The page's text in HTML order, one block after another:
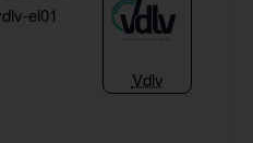
el01
Vdlv